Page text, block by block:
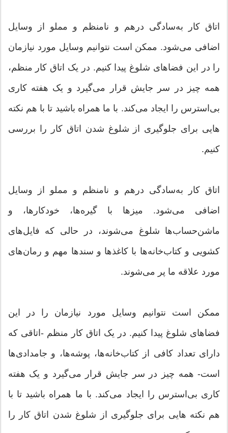
اتاق کار به‌سادگی درهم و نامنظم و مملو از وسایل
اضافی می‌شود. ممکن است نتوانیم وسایل مورد نیازمان
را در این فضاهای شلوغ پیدا کنیم. در یک اتاق کار منظم،
همه چیز در سر جایش قرار می‌گیرد و یک هفته کاری
بی‌استرس را ایجاد می‌کند. با ما همراه باشید تا با هم نکته
هایی برای جلوگیری از شلوغ شدن اتاق کار را بررسی
کنیم.
اتاق کار به‌سادگی درهم و نامنظم و مملو از وسایل
اضافی می‌شود. میزها با گیره‌ها، خودکارها، و
ماشن‌حساب‌ها شلوغ می‌شوند، در حالی که فایل‌های
کشویی و کتاب‌خانه‌ها با کاغذها و سندها مهم و رمان‌های
مورد علاقه ما پر می‌شوند.
ممکن است نتوانیم وسایل مورد نیازمان را در این
فضاهای شلوغ پیدا کنیم. در یک اتاق کار منظم -اتاقی که
دارای تعداد کافی از کتاب‌خانه‌ها، پوشه‌ها، و جامدادی‌ها
است- همه چیز در سر جایش قرار می‌گیرد و یک هفته
کاری بی‌استرس را ایجاد می‌کند. با ما همراه باشید تا با
هم نکته هایی برای جلوگیری از شلوغ شدن اتاق کار را